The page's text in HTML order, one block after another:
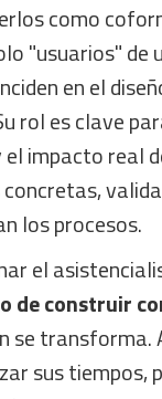
como
"usuarios" de
en el
rol es clave
impacto real
los procesos.
el
de construir
se transforma.
sus tiempos,